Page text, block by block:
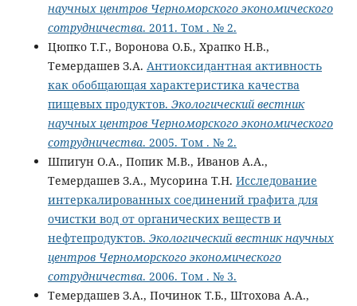
научных центров Черноморского экономического
сотрудничества. 2011. Том . № 2.
Цюпко Т.Г., Воронова О.Б., Храпко Н.В.,
Темердашев З.А. Антиоксидантная активность
как обобщающая характеристика качества
пищевых продуктов. Экологический вестник
научных центров Черноморского экономического
сотрудничества. 2005. Том . № 2.
Шпигун О.А., Попик М.В., Иванов А.А.,
Темердашев З.А., Мусорина Т.Н. Исследование
интеркалированных соединений графита для
очистки вод от органических веществ и
нефтепродуктов. Экологический вестник научных
центров Черноморского экономического
сотрудничества. 2006. Том . № 3.
Темердашев З.А., Починок Т.Б., Штохова А.А.,